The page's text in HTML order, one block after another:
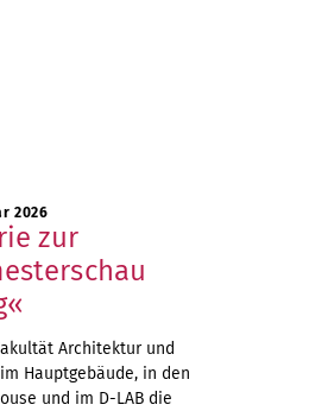
2026
zur
Architektur und
Hauptgebäude, in den
und im D-LAB die